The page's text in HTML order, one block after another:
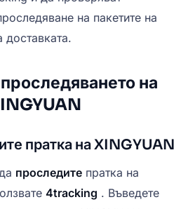
на пакетите на
доставката.
на
пратка на XINGYUAN
проследите пратка на
4tracking . Въведете